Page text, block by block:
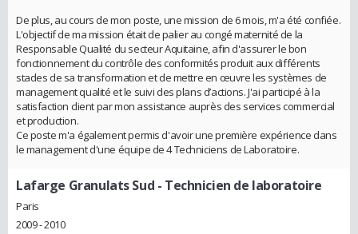
De plus, au cours de mon poste, une mission de 6 mois, m'a été confiée.
L'objectif de ma mission était de palier au congé maternité de la
Responsable Qualité du secteur Aquitaine, afin d'assurer le bon
fonctionnement du contrôle des conformités produit aux différents
stades de sa transformation et de mettre en œuvre les systèmes de
management qualité et le suivi des plans d’actions. J'ai participé à la
satisfaction client par mon assistance auprès des services commercial
et production.
Ce poste m'a également permis d'avoir une première expérience dans
le management d'une équipe de 4 Techniciens de Laboratoire.
Lafarge Granulats Sud - Technicien de laboratoire
Paris
2009 - 2010